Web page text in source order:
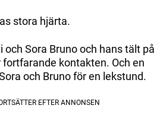
stora hjärta.
och Sora Bruno och hans tält på
kontakten. Och en
och Bruno för en lekstund.